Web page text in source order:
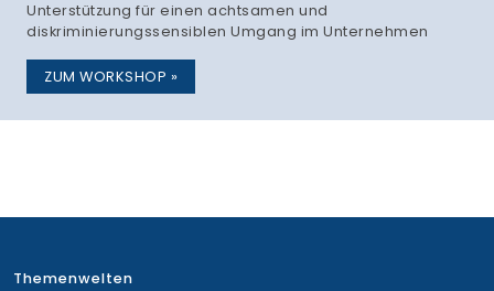
Unterstützung für einen achtsamen und
diskriminierungssensiblen Umgang im Unternehmen
ZUM WORKSHOP »
Themenwelten